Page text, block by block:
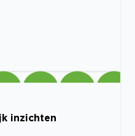
inzichten